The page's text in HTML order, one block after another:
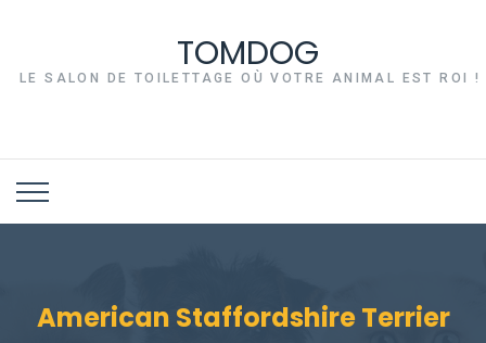
TOMDOG
LE SALON DE TOILETTAGE OÙ VOTRE ANIMAL EST ROI !
American Staffordshire Terrier